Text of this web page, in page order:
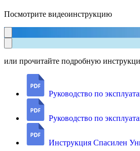
Посмотрите видеоинструкцию
или прочитайте подробную
Руководство по
Руководство по
Инструкция Спасилен